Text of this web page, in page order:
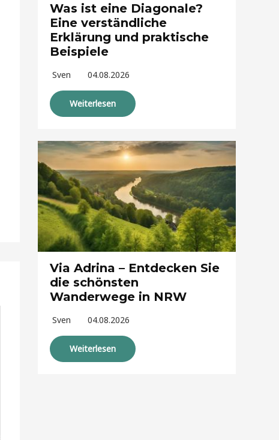
Was ist eine Diagonale?
Eine verständliche
Erklärung und praktische
Beispiele
Sven 04.08.2026
Weiterlesen
Via Adrina – Entdecken Sie
die schönsten
Wanderwege in NRW
Sven 04.08.2026
Weiterlesen